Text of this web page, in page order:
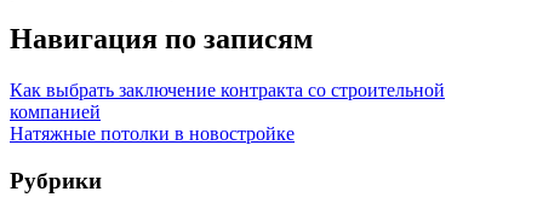
Навигация по записям
Как выбрать заключение контракта со строительной
компанией
Натяжные потолки в новостройке
Рубрики